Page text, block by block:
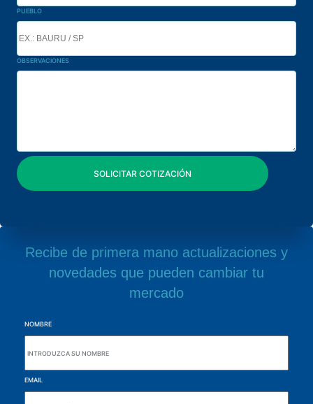
PUEBLO
OBSERVACIONES
Recibe de primera mano actualizaciones y
novedades que pueden cambiar tu
mercado
NOMBRE
EMAIL